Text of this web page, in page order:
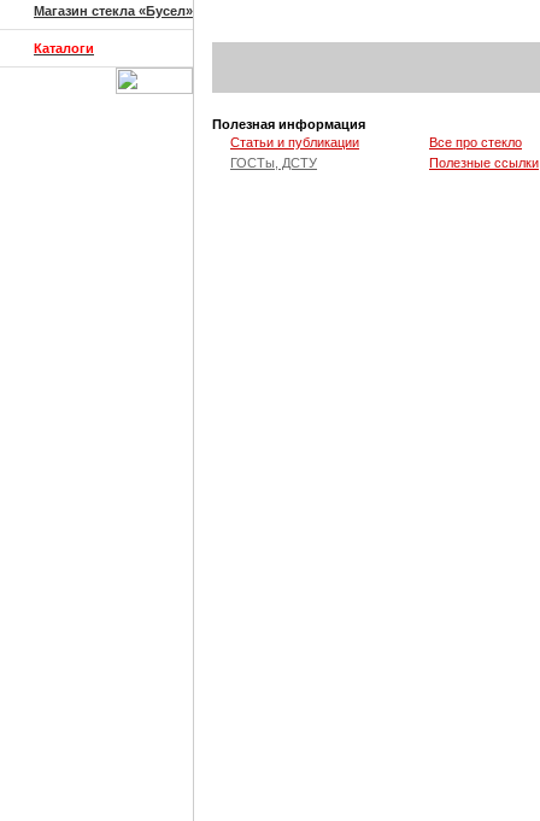
Магазин стекла «Бусел»
Каталоги
Полезная информация
Статьи и публикации
Все про стекло
ГОСТы, ДСТУ
Полезные ссылки